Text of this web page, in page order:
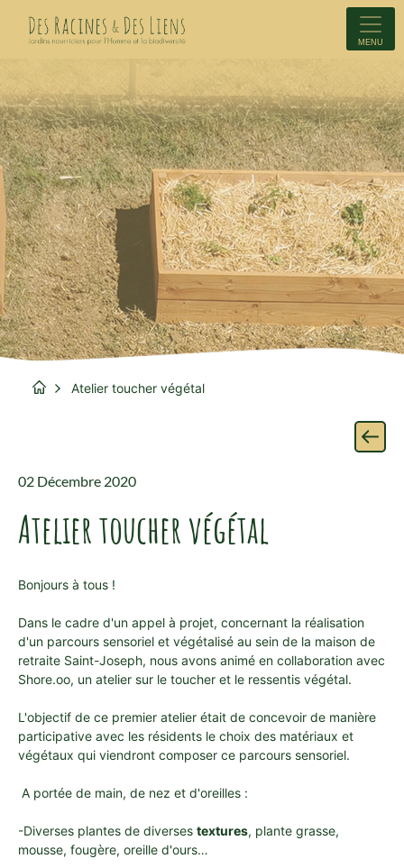
MENU
Atelier toucher végétal
02 Décembre 2020
Atelier toucher végétal
Bonjours à tous !
Dans le cadre d'un appel à projet, concernant la réalisation
d'un parcours sensoriel et végétalisé au sein de la maison de
retraite Saint-Joseph, nous avons animé en collaboration avec
Shore.oo, un atelier sur le toucher et le ressentis végétal.
L'objectif de ce premier atelier était de concevoir de manière
participative avec les résidents le choix des matériaux et
végétaux qui viendront composer ce parcours sensoriel.
A portée de main, de nez et d'oreilles :
-Diverses plantes de diverses textures, plante grasse,
mousse, fougère, oreille d'ours…